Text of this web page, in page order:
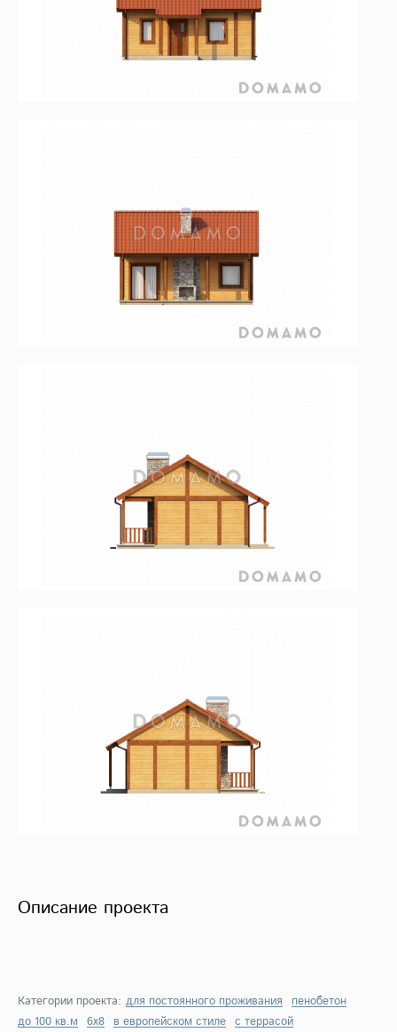
Описание проекта
Категории проекта: для постоянного проживания
пенобетон
до 100 кв.м 6х8 в европейском стиле с террасой